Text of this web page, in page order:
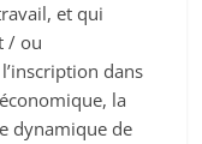
et qui
/ ou
dans
la
dynamique de